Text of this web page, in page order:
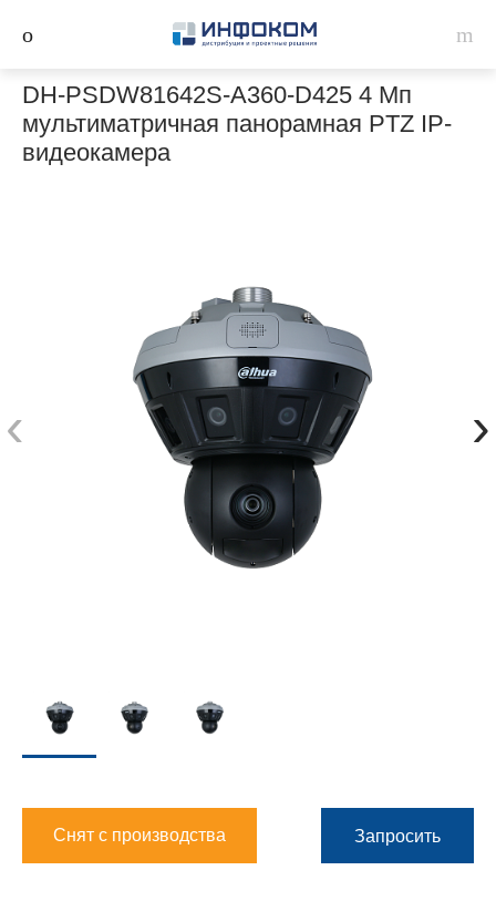
DH-PSDW81642S-A360-D425 4 Мп
мультиматричная панорамная PTZ IP-
видеокамера
‹ ›
Снят с производства Запросить